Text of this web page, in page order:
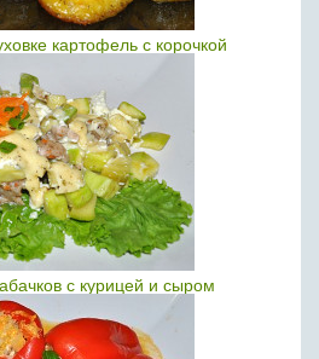
картофель с корочкой
с курицей и сыром